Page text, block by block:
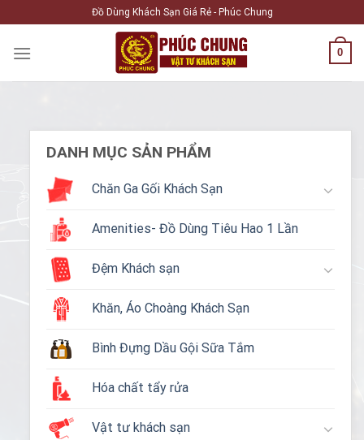
to
content
Đồ Dùng Khách Sạn Giá Rẻ - Phúc Chung
0
DANH MỤC SẢN PHẨM
Chăn Ga Gối Khách Sạn
Amenities- Đồ Dùng Tiêu Hao 1 Lần
Đệm Khách sạn
Khăn, Áo Choàng Khách Sạn
Bình Đựng Dầu Gội Sữa Tắm
Hóa chất tẩy rửa
Vật tư khách sạn